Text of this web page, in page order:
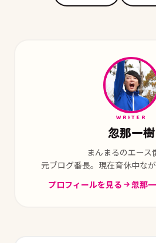
WRITER
忽那一樹
まんまるのエース
元ブログ番長。現在育休中なが
プロフィールを見る
忽那